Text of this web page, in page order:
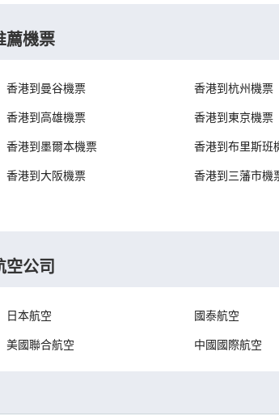
薦機票
香港到曼谷機票 香港到杭州機票
香港到高雄機票 香港到東京機票
香港到墨爾本機票 香港到布里斯班
香港到大阪機票 香港到三藩市機
空公司
日本航空 國泰航空
美國聯合航空 中國國際航空